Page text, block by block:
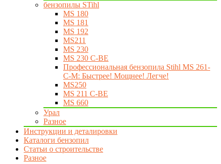
бензопилы STihl
MS 180
MS 181
MS 192
MS211
MS 230
MS 230 C-BE
Профессиональная бензопила Stihl MS 261-
C-M: Быстрее! Мощнее! Легче!
MS250
MS 211 C-BE
MS 660
Урал
Разное
Инструкции и деталировки
Каталоги бензопил
Статьи о строительстве
Разное